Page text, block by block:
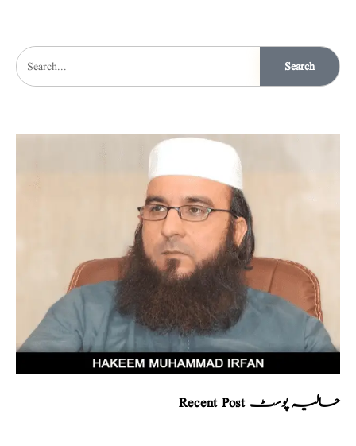
Search
Recent Post حالیہ پوسٹ